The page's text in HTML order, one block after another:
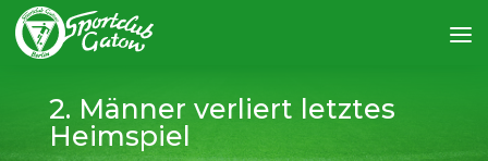
2. Männer verliert letztes
Heimspiel